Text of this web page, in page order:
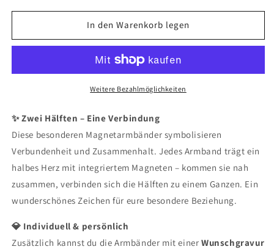
In den Warenkorb legen
Weitere Bezahlmöglichkeiten
✨ Zwei Hälften – Eine Verbindung
Diese besonderen Magnetarmbänder symbolisieren
Verbundenheit und Zusammenhalt. Jedes Armband trägt ein
halbes Herz mit integriertem Magneten – kommen sie nah
zusammen, verbinden sich die Hälften zu einem Ganzen. Ein
wunderschönes Zeichen für eure besondere Beziehung.
💎 Individuell & persönlich
Zusätzlich kannst du die Armbänder mit einer Wunschgravur